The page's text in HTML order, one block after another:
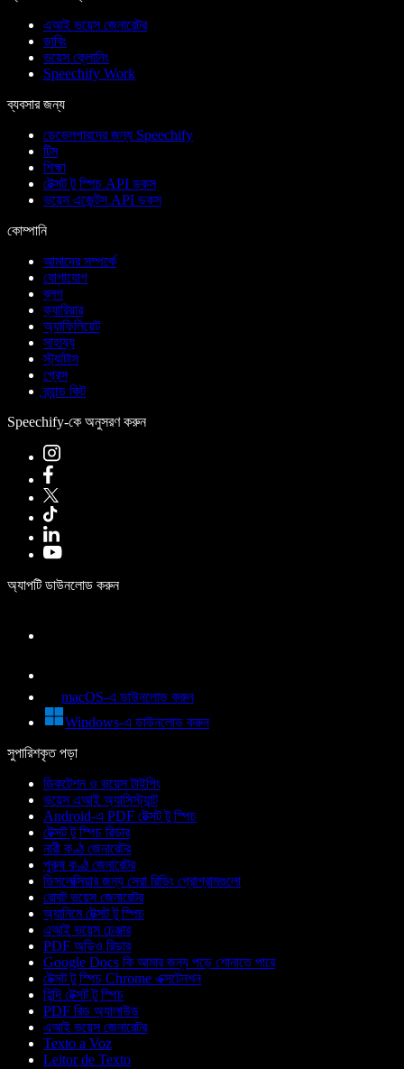
এআই ভয়েস জেনারেটর
ডাবিং
ভয়েস ক্লোনিং
Speechify Work
ব্যবসার জন্য
ডেভেলপারদের জন্য Speechify
টিম
শিক্ষা
টেক্সট টু স্পিচ API ডকস
ভয়েস এজেন্টস API ডকস
কোম্পানি
আমাদের সম্পর্কে
যোগাযোগ
ব্লগ
ক্যারিয়ার
অ্যাফিলিয়েট
সাহায্য
স্ট্যাটাস
প্রেস
ব্র্যান্ড কিট
Speechify-কে অনুসরণ করুন
অ্যাপটি ডাউনলোড করুন
macOS-এ ডাউনলোড করুন
Windows-এ ডাউনলোড করুন
সুপারিশকৃত পড়া
ডিকটেশন ও ভয়েস টাইপিং
ভয়েস এআই অ্যাসিস্ট্যান্ট
Android-এ PDF টেক্সট টু স্পিচ
টেক্সট টু স্পিচ রিডার
নারী কণ্ঠ জেনারেটর
পুরুষ কণ্ঠ জেনারেটর
ডিসলেক্সিয়ার জন্য সেরা রিডিং প্রোগ্রামগুলো
রোবট ভয়েস জেনারেটর
অ্যানিমে টেক্সট টু স্পিচ
এআই ভয়েস চেঞ্জার
PDF অডিও রিডার
Google Docs কি আমার জন্য পড়ে শোনাতে পারে
টেক্সট টু স্পিচ Chrome এক্সটেনশন
হিন্দি টেক্সট টু স্পিচ
PDF রিড অ্যালাউড
এআই ভয়েস জেনারেটর
Texto a Voz
Leitor de Texto